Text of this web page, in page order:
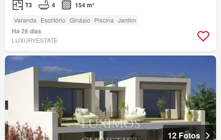
T3 4 154 m²
Varanda Escritório Ginásio Piscina Jardim
Há 28 dias
LUXURYESTATE
12 Fotos